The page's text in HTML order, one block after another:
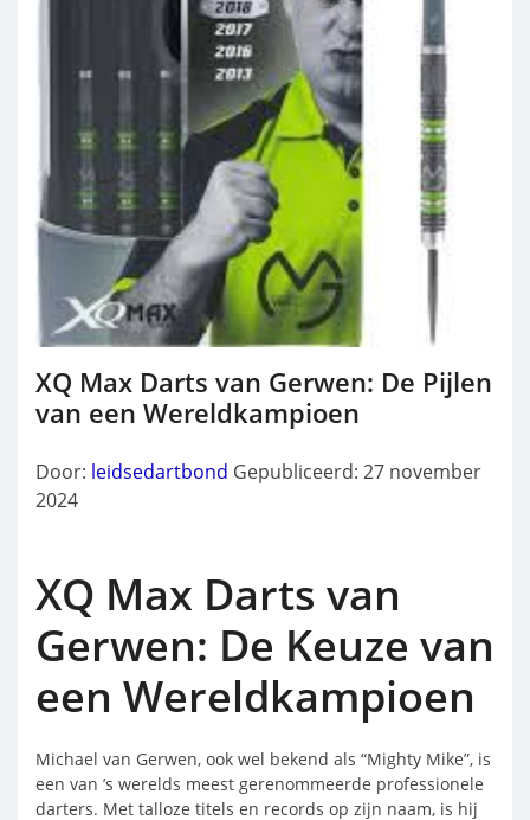
XQ Max Darts van Gerwen: De Pijlen
van een Wereldkampioen
Door: leidsedartbond Gepubliceerd: 27 november
2024
XQ Max Darts van
Gerwen: De Keuze van
een Wereldkampioen
Michael van Gerwen, ook wel bekend als “Mighty Mike”, is
een van ’s werelds meest gerenommeerde professionele
darters. Met talloze titels en records op zijn naam, is hij